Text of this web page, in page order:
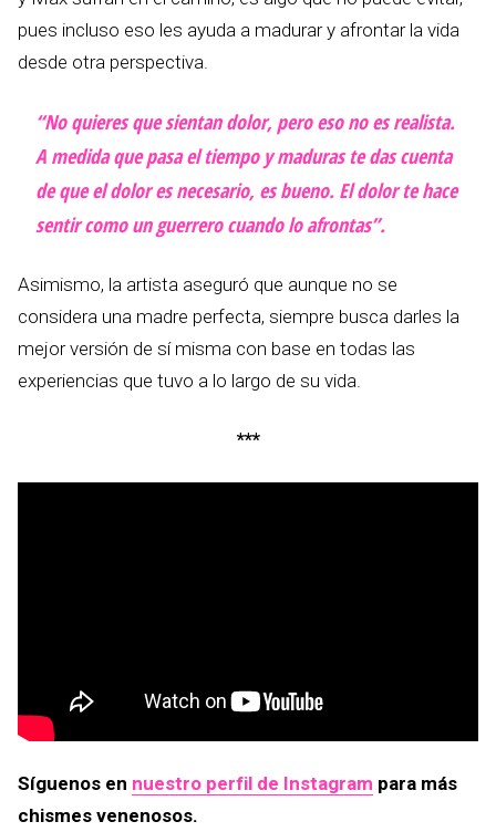
pues incluso eso les ayuda a madurar y afrontar la vida
desde otra perspectiva.
“No quieres que sientan dolor, pero eso no es realista.
A medida que pasa el tiempo y maduras te das cuenta
de que el dolor es necesario, es bueno. El dolor te hace
sentir como un guerrero cuando lo afrontas”.
Asimismo, la artista aseguró que aunque no se
considera una madre perfecta, siempre busca darles la
mejor versión de sí misma con base en todas las
experiencias que tuvo a lo largo de su vida.
***
Síguenos en nuestro perfil de Instagram para más
chismes venenosos.